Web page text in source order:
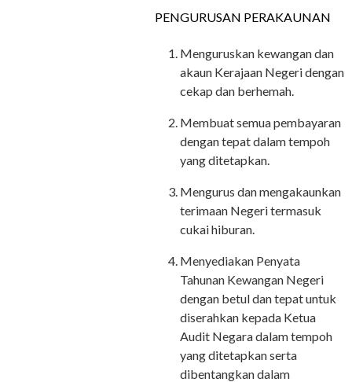
PENGURUSAN PERAKAUNAN
Menguruskan kewangan dan
akaun Kerajaan Negeri dengan
cekap dan berhemah.
Membuat semua pembayaran
dengan tepat dalam tempoh
yang ditetapkan.
Mengurus dan mengakaunkan
terimaan Negeri termasuk
cukai hiburan.
Menyediakan Penyata
Tahunan Kewangan Negeri
dengan betul dan tepat untuk
diserahkan kepada Ketua
Audit Negara dalam tempoh
yang ditetapkan serta
dibentangkan dalam